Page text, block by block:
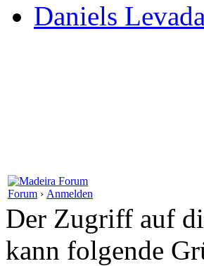
Daniels
Forum › Anmelden
Der Zugriff auf
kann folgende